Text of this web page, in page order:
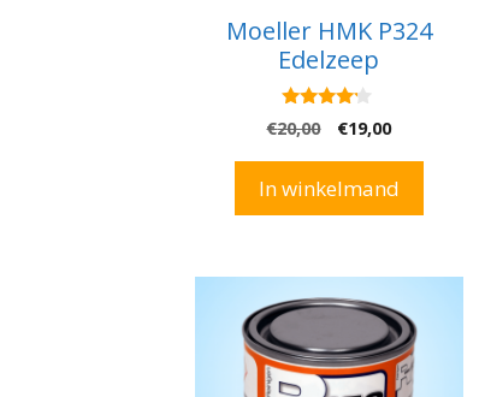
Moeller HMK P324
Edelzeep
4.00
van 5
€20,00
Oorspronkelijke
was:
€20,00.
€19,00Huidige
is:
€19,00.
In winkelmand